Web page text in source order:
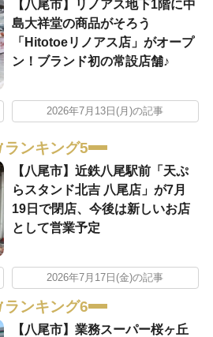
【八尾市】リノアス地下1階に中
島大祥堂の商品がそろう
「Hitotoeリノアス店」がオープ
ン！ブランド初の常設店舗♪
2026年7月13日(月)の記事
ランキング5
【八尾市】近鉄八尾駅前「天ぷ
らスタンド北吉 八尾店」が7月
19日で閉店、今後は新しいお店
として営業予定
2026年7月17日(金)の記事
ランキング6
【八尾市】業務スーパー桜ヶ丘